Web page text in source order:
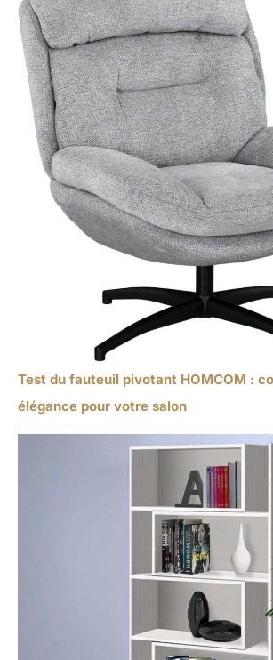
Test du fauteuil pivotant HOMCOM :
élégance pour votre salon